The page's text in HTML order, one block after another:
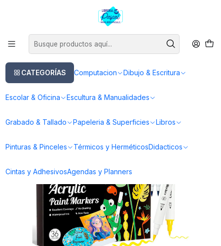
CATEGORÍAS Computacion Dibujo & Escritura
Escolar & Oficina Escultura & Manualidades
Grabado & Tallado Papeleria & Superficies Libros
Pinturas & Pinceles Térmicos y HerméticosDidacticos
Cintas y AdhesivosAgendas y Planners
Este es el texto del slide
Marcadores OHUHU
36 Marcadores Acrílicos Ohuhu Punta Fina Y Pincel